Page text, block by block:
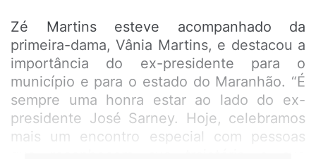
Zé Martins esteve acompanhado da
primeira-dama, Vânia Martins, e destacou a
importância do ex-presidente para o
município e para o estado do Maranhão. “É
sempre uma honra estar ao lado do ex-
presidente José Sarney. Hoje, celebramos
mais um encontro especial com pessoas